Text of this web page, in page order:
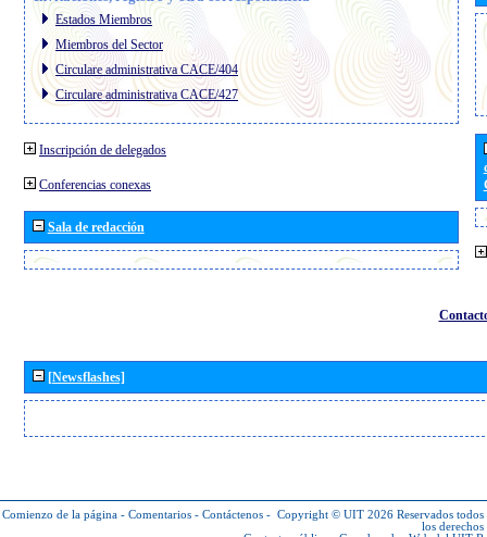
Estados Miembros
Miembros del Sector
Circulare administrativa CACE/404
Circulare administrativa CACE/427
Inscripción de delegados
Conferencias conexas
Sala de redacción
[Newsflashes]
Comienzo de la página - Comentarios - Contáctenos - Copyright © UIT 2026 Reservados todos
los derechos